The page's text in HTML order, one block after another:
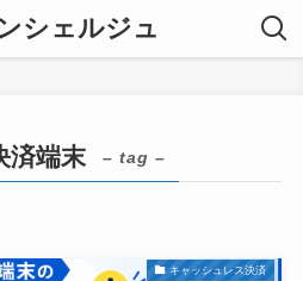
シェルジュ
済端末 – tag –
キャッシュレス決済